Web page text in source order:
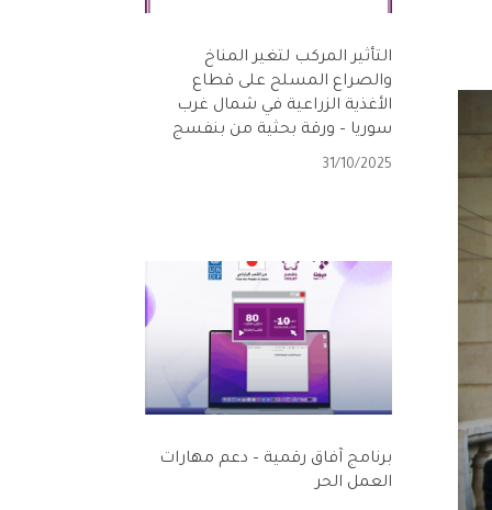
التأثير المركب لتغير المناخ
والصراع المسلح على قطاع
الأغذية الزراعية في شمال غرب
سوريا – ورقة بحثية من بنفسج
31/10/2025
برنامج آفاق رقمية – دعم مهارات
العمل الحر